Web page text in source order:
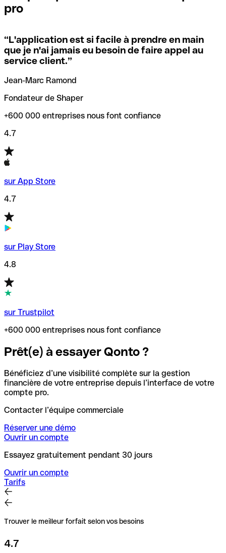
locales.
Si vous n'êtes pas sûr du code SWIFT que vous devriez
utiliser, nous avons développé un outil de recherche de
codes SWIFT par nom de banque.
vérification/recherche de codes SWIFT. Ainsi, vous pouvez
trouver et vérifier vos codes SWIFT avant de réaliser vos
transferts d’argent.
pro
“L'application est si facile à prendre en main
que je n'ai jamais eu besoin de faire appel au
service client.”
Jean-Marc Ramond
Fondateur de Shaper
+600 000 entreprises nous font confiance
4.7
sur App Store
4.7
sur Play Store
4.8
sur Trustpilot
+600 000 entreprises nous font confiance
Prêt(e) à essayer Qonto ?
Bénéficiez d’une visibilité complète sur la gestion
financière de votre entreprise depuis l’interface de votre
compte pro.
Contacter l’équipe commerciale
Réserver une démo
Ouvrir un compte
Essayez gratuitement pendant 30 jours
Ouvrir un compte
Tarifs
Trouver le meilleur forfait selon vos besoins
4.7